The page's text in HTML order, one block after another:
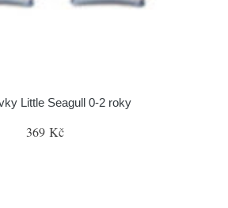
Little Seagull 0-2 roky
369 Kč